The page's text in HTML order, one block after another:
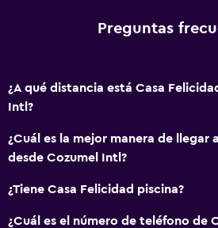
Preguntas
¿A qué distancia está Casa
Intl?
¿Cuál es la mejor manera de llegar
desde Cozumel Intl?
¿Tiene Casa Felicidad piscina?
¿Cuál es el número de teléfono de